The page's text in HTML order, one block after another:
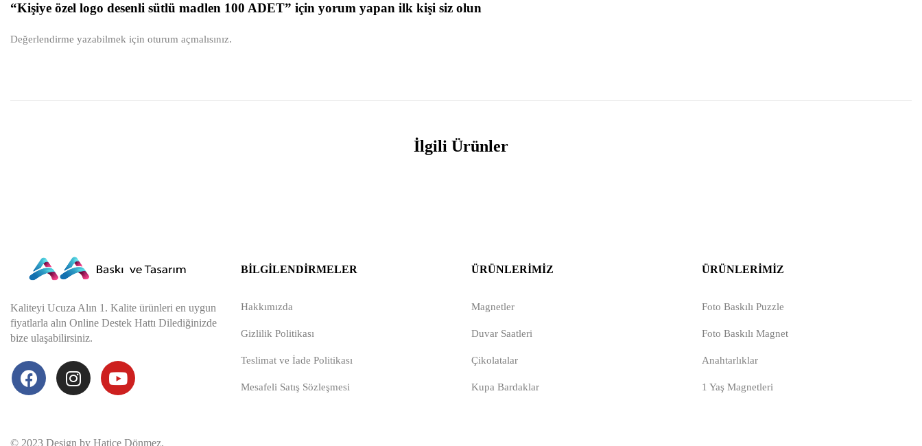
“Kişiye özel logo desenli sütlü madlen 100 ADET” için yorum yapan ilk kişi siz olun
Değerlendirme yazabilmek için oturum açmalısınız.
İlgili Ürünler
Kaliteyi Ucuza Alın 1. Kalite ürünleri en uygun
fiyatlarla alın Online Destek Hattı Dilediğinizde
bize ulaşabilirsiniz.
BILGILENDIRMELER
Hakkımızda
Gizlilik Politikası
Teslimat ve İade Politikası
Mesafeli Satış Sözleşmesi
ÜRÜNLERIMIZ
Magnetler
Duvar Saatleri
Çikolatalar
Kupa Bardaklar
ÜRÜNLERIMIZ
Foto Baskılı Puzzle
Foto Baskılı Magnet
Anahtarlıklar
1 Yaş Magnetleri
© 2023 Design by Hatice Dönmez.